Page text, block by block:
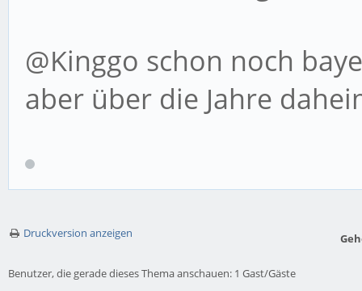
@Kinggo schon noch
aber über die Jahre
Druckversion anzeigen
Benutzer, die gerade dieses Thema anschauen: 1 Gast/Gäste